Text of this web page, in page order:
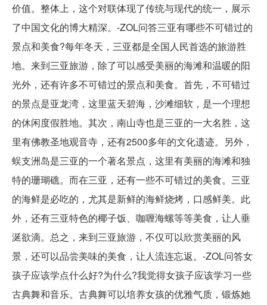
价值。整体上，这个对联体现了传统与现代的统一，展示
了中国文化的博大精深。-ZOL问答三亚有哪些不可错过的
景点和美食?每年冬天，三亚都是全国人民首选的旅游胜
地。来到三亚旅游，除了可以感受美丽的海滩和温暖的阳
光外，还有许多不可错过的景点和美食。首先，不可错过
的景点是亚龙湾，这里蓝天碧海，沙滩细软，是一个理想
的休闲度假胜地。其次，南山寺也是三亚的一大名胜，这
里有佛教圣地观音寺，还有2500多年的文化遗迹。另外，
蜈支洲岛是三亚的一个著名景点，这里有美丽的海滩和独
特的珊瑚礁。而在三亚，还有一些不可错过的美食。三亚
的海鲜是必吃的，尤其是新鲜的海鲜烧烤，口感鲜美。此
外，还有三亚特色的椰子饭、咖喱海螺等等美食，让人垂
涎欲滴。总之，来到三亚旅游，不仅可以欣赏美丽的风
景，还可以品尝美味的美食，让人流连忘返。-ZOL问答女
孩子应该学点什么好?为什么?我觉得女孩子应该学习一些
古典舞和音乐。古典舞可以培养女孩的优雅气质，锻炼她